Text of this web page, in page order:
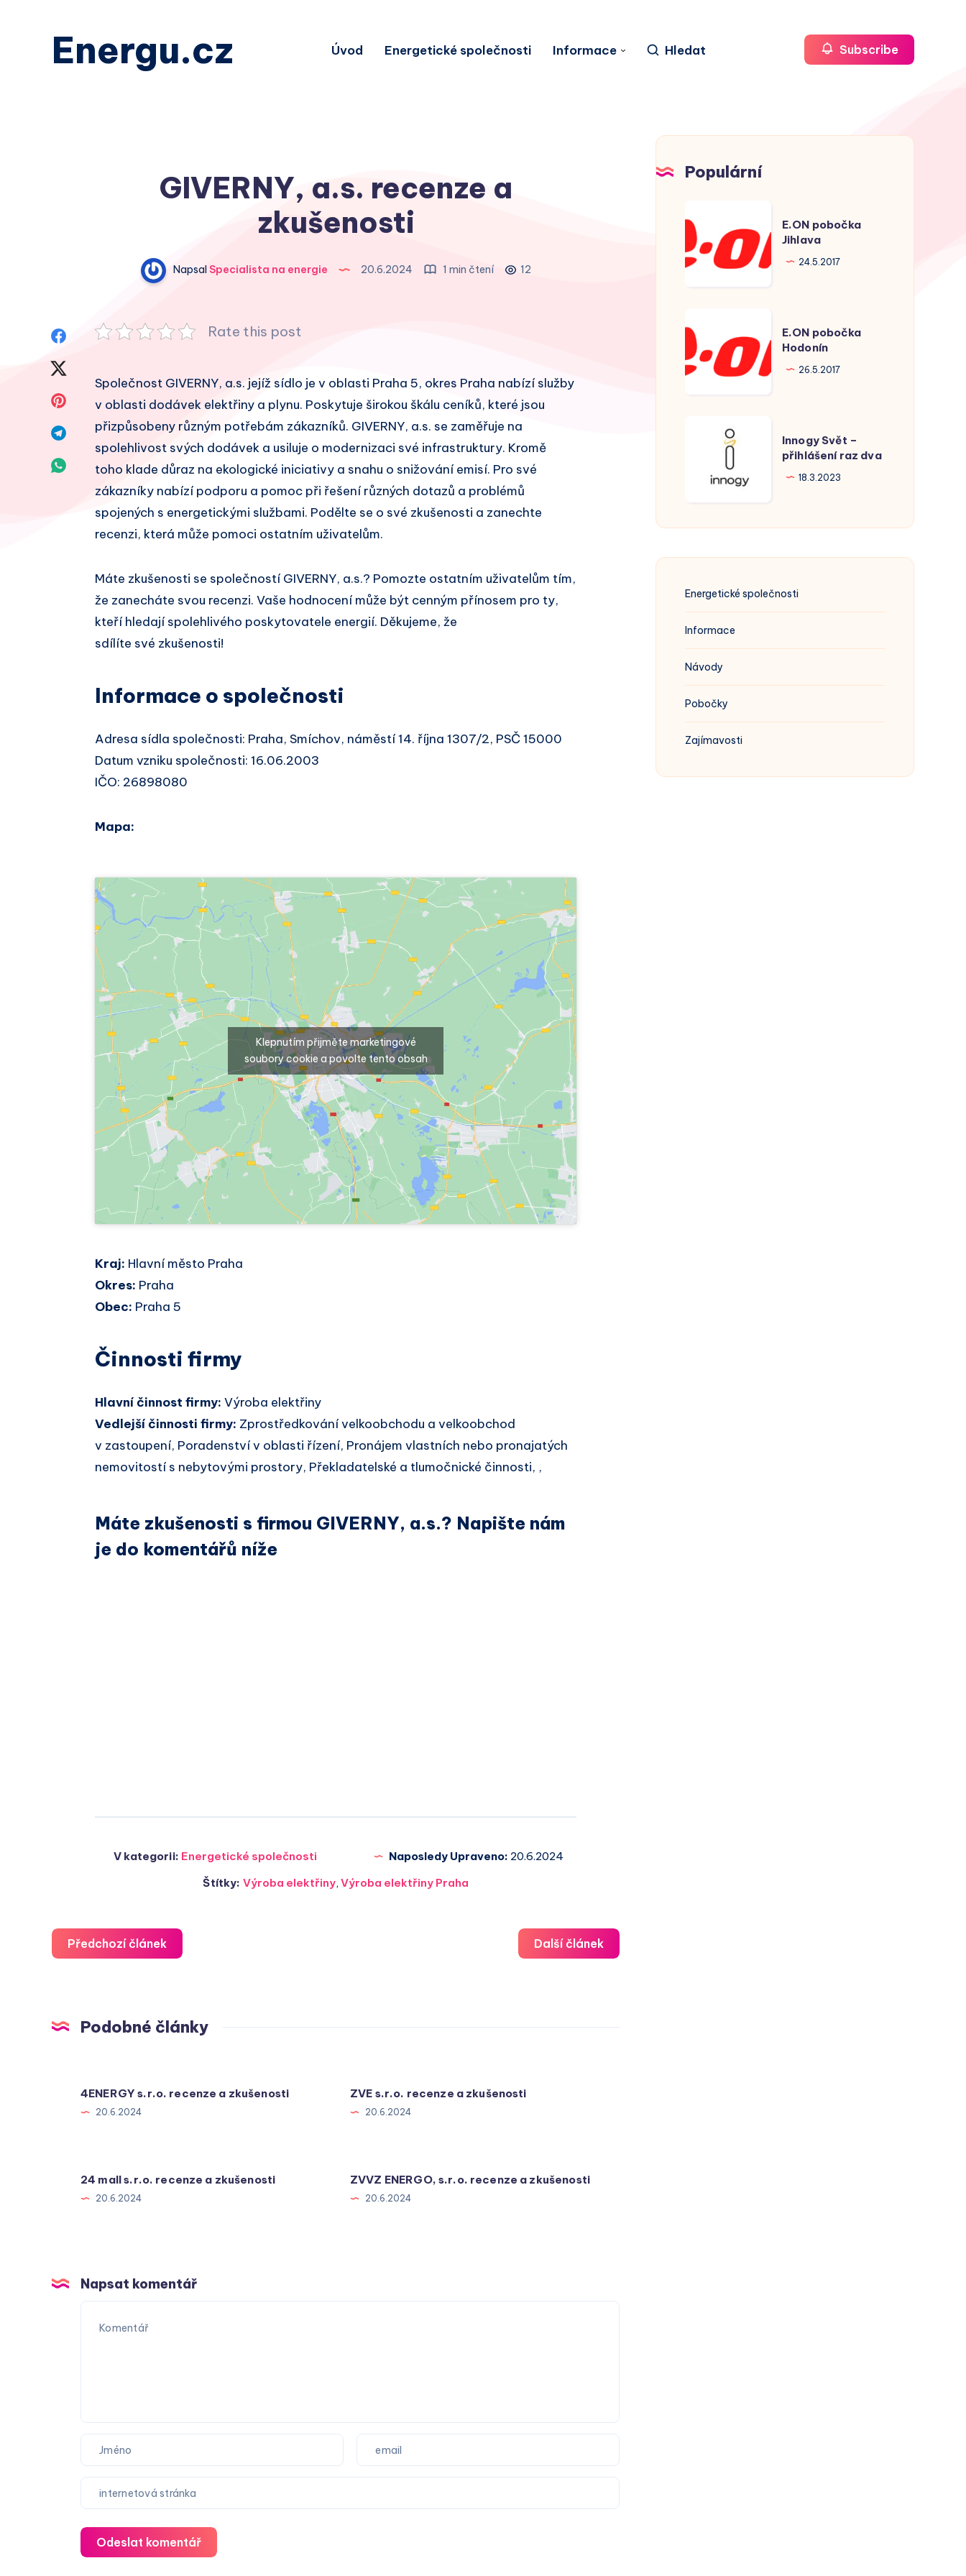
Energu.cz Úvod Energetické společnosti Informace Hledat Subscribe
GIVERNY, a.s. recenze a
zkušenosti
NapsalSpecialista na energie 20.6.2024 1 min čtení 12
Sdílet
Facebook
Twitter
Sdílet
Pinterest
Sdílet
Telegram
Sdílet
Whatsapp
Rate this post
Společnost GIVERNY, a.s. jejíž sídlo je v oblasti Praha 5, okres Praha nabízí služby
v oblasti dodávek elektřiny a plynu. Poskytuje širokou škálu ceníků, které jsou
přizpůsobeny různým potřebám zákazníků. GIVERNY, a.s. se zaměřuje na
spolehlivost svých dodávek a usiluje o modernizaci své infrastruktury. Kromě
toho klade důraz na ekologické iniciativy a snahu o snižování emisí. Pro své
zákazníky nabízí podporu a pomoc při řešení různých dotazů a problémů
spojených s energetickými službami. Podělte se o své zkušenosti a zanechte
recenzi, která může pomoci ostatním uživatelům.
Máte zkušenosti se společností GIVERNY, a.s.? Pomozte ostatním uživatelům tím,
že zanecháte svou recenzi. Vaše hodnocení může být cenným přínosem pro ty,
kteří hledají spolehlivého poskytovatele energií. Děkujeme, že
sdílíte své zkušenosti!
Informace o společnosti
Adresa sídla společnosti: Praha, Smíchov, náměstí 14. října 1307/2, PSČ 15000
Datum vzniku společnosti: 16.06.2003
IČO: 26898080
Mapa:
Klepnutím přijměte marketingové
soubory cookie a povolte tento obsah
Kraj: Hlavní město Praha
Okres: Praha
Obec: Praha 5
Činnosti firmy
Hlavní činnost firmy: Výroba elektřiny
Vedlejší činnosti firmy: Zprostředkování velkoobchodu a velkoobchod
v zastoupení, Poradenství v oblasti řízení, Pronájem vlastních nebo pronajatých
nemovitostí s nebytovými prostory, Překladatelské a tlumočnické činnosti, ,
Máte zkušenosti s firmou GIVERNY, a.s.? Napište nám
je do komentářů níže
V kategorii: Energetické společnosti Naposledy Upraveno: 20.6.2024
Štítky: Výroba elektřiny, Výroba elektřiny Praha
Předchozí článek Další článek
Podobné články
4ENERGY s.r.o. recenze a zkušenosti
20.6.2024
ZVE s.r.o. recenze a zkušenosti
20.6.2024
24 mall s.r.o. recenze a zkušenosti
20.6.2024
ZVVZ ENERGO, s.r.o. recenze a zkušenosti
20.6.2024
Napsat komentář
Odeslat komentář
Populární
pobočka
Jihlava
E.ON pobočka
Jihlava
24.5.2017
pobočka
Hodonín
E.ON pobočka
Hodonín
26.5.2017
přihlášení
dva
Innogy Svět –
přihlášení raz dva
18.3.2023
Energetické společnosti
Informace
Návody
Pobočky
Zajímavosti